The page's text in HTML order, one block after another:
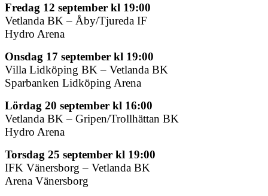
Fredag 12 september kl 19:00
Vetlanda BK – Åby/Tjureda IF
Hydro Arena
Onsdag 17 september kl 19:00
Villa Lidköping BK – Vetlanda BK
Sparbanken Lidköping Arena
Lördag 20 september kl 16:00
Vetlanda BK – Gripen/Trollhättan BK
Hydro Arena
Torsdag 25 september kl 19:00
IFK Vänersborg – Vetlanda BK
Arena Vänersborg